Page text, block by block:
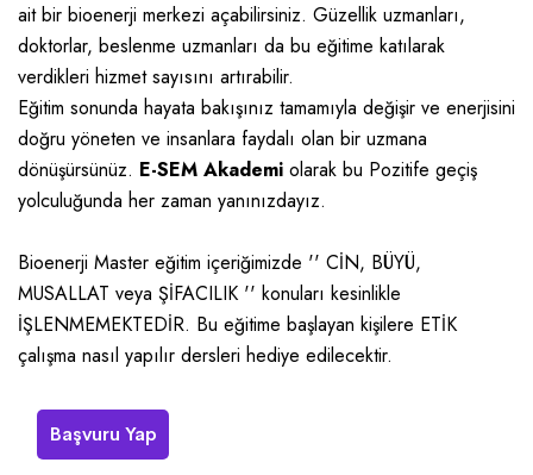
ait bir bioenerji merkezi açabilirsiniz. Güzellik uzmanları,
doktorlar, beslenme uzmanları da bu eğitime katılarak
verdikleri hizmet sayısını artırabilir.
Eğitim sonunda hayata bakışınız tamamıyla değişir ve enerjisini
doğru yöneten ve insanlara faydalı olan bir uzmana
dönüşürsünüz. E-SEM Akademi olarak bu Pozitife geçiş
yolculuğunda her zaman yanınızdayız.
Bioenerji Master eğitim içeriğimizde '' CİN, BÜYÜ,
MUSALLAT veya ŞİFACILIK '' konuları kesinlikle
İŞLENMEMEKTEDİR. Bu eğitime başlayan kişilere ETİK
çalışma nasıl yapılır dersleri hediye edilecektir.
Başvuru Yap